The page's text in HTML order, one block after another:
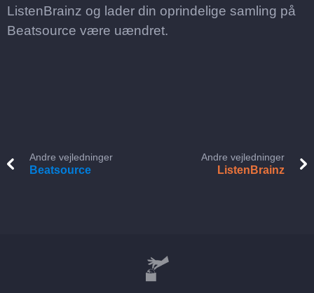
ListenBrainz og lader din oprindelige samling på
Beatsource være uændret.
Andre vejledninger
Beatsource
Andre vejledninger
ListenBrainz